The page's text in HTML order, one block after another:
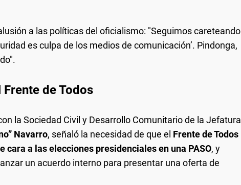
a las políticas del oficialismo: "Seguimos careteando
es culpa de los medios de comunicación’. Pindonga,
de Todos
la Sociedad Civil y Desarrollo Comunitario de la Jefatura
Navarro, señaló la necesidad de que el Frente de Todos
cara a las elecciones presidenciales en una PASO, y
un acuerdo interno para presentar una oferta de